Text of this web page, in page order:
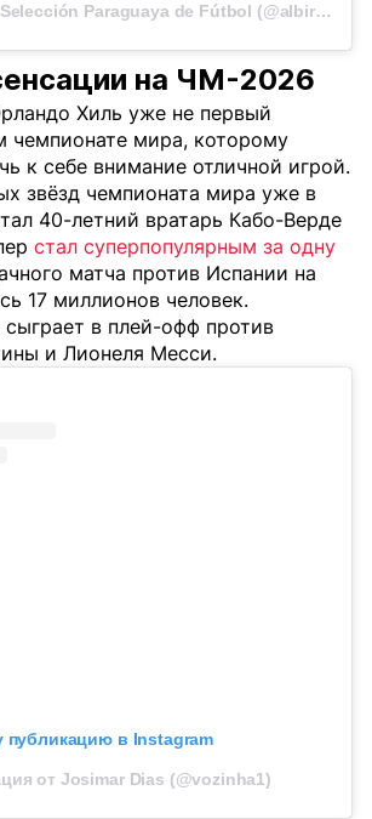
Публикация от Selección Paraguaya de Fútbol (@albirroja)
на ЧМ-2026
Хиль уже не первый
чемпионате мира, которому
к себе внимание отличной игрой.
звёзд чемпионата мира уже в
40-летний вратарь Кабо-Верде
стал суперпопулярным за одну
матча против Испании на
17 миллионов человек.
сыграет в плей-офф против
и Лионеля Месси.
публикацию в Instagram
от Josimar Dias (@vozinha1)